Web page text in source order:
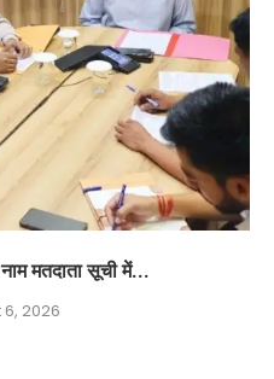
मतदाता सूची में...
2026